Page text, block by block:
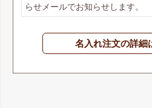
らせメールでお知らせします。
名入れ注文の詳細